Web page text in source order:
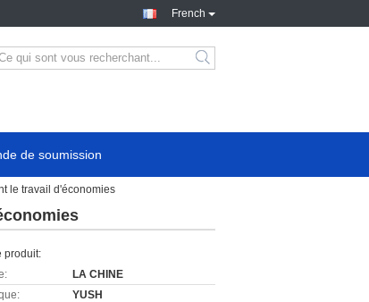
French
de soumission
le travail d'économies
produit:
LA CHINE
YUSH